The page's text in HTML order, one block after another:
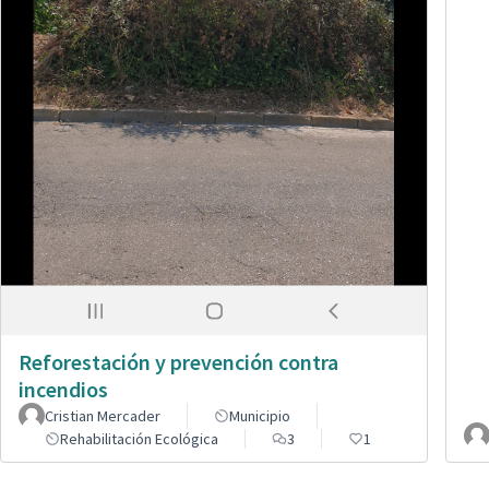
Reforestación y prevención contra
incendios
Cristian Mercader
Municipio
Rehabilitación Ecológica
3 1